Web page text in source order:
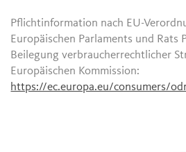
Pflichtinformation nach EU-
Europäischen Parlaments und
Beilegung verbraucherrechtlicher
Europäischen Kommission:
https://ec.europa.eu/consumers/